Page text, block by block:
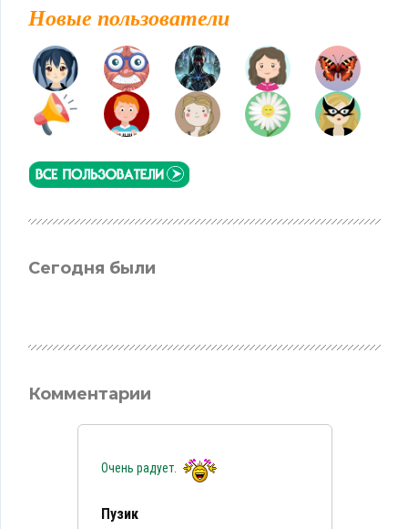
Новые пользователи
Сегодня были
Комментарии
Очень радует.
Пузик